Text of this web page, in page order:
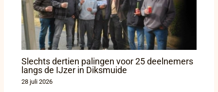
Slechts dertien palingen voor 25 deelnemers
langs de IJzer in Diksmuide
28 juli 2026